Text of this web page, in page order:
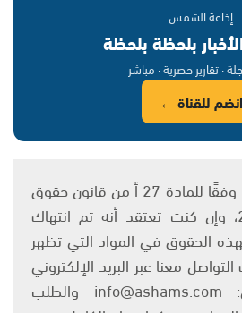
إذاعة الشمس
بلحظة بلحظة
· تقارير حصرية · مباشر
انضم للقناة ←
يتم الاستخدام المواد وفقًا للمادة 27 أ من قانون حقوق
التأليف والنشر 2007، وإن كنت تعتقد أنه تم انتهاك
الحقوق في المواد التي تظهر
معنا عبر البريد الإلكتروني
على العنوان التالي: info@ashams.com والطلب